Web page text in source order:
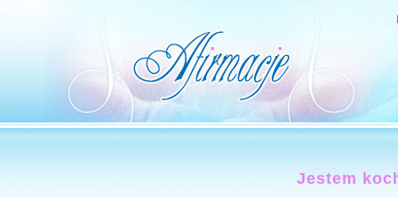
Jestem